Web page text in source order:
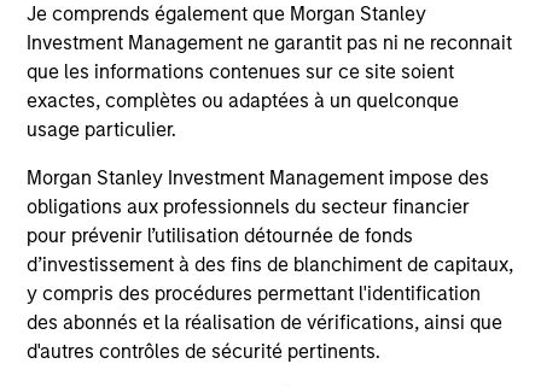
Je comprends également que Morgan Stanley
Investment Management ne garantit pas ni ne reconnait
que les informations contenues sur ce site soient
exactes, complètes ou adaptées à un quelconque
usage particulier.
Morgan Stanley Investment Management impose des
obligations aux professionnels du secteur financier
pour prévenir l’utilisation détournée de fonds
d’investissement à des fins de blanchiment de capitaux,
y compris des procédures permettant l'identification
des abonnés et la réalisation de vérifications, ainsi que
d'autres contrôles de sécurité pertinents.
Investment Management.
May not represent all Team Members.
purposes only. The information contained herein does
not constitute and should not be construed as an
offering of advisory services or an offer to sell or a
solicitation of an offer to buy any securities in any
jurisdiction in which such offer or solicitation,
purchase or sale would be unlawful under the
securities, insurance or other laws of such jurisdiction.
All investing involves risks, including a loss of principal.